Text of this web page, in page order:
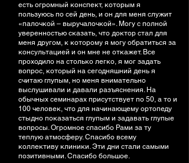
есть огромный конспект, которым я
пользуюсь по сей день, и он для меня служит
«палочкой – выручалочкой». Могу с полной
уверенностью сказать, что доктор стал для
меня другом, к которому я могу обратиться за
консультацией и он мне не откажет. Все
проходило на столько легко, я мог задать
вопрос, который на сегодняшний день я
считаю глупым, но меня внимательно
выслушивали и давали разъяснения. На
обычных семинарах присутствует по 50, а то и
100 человек, что для начинающему ортопеду
стыдно показаться глупым и задавать глупые
вопросы. Огромное спасибо Рами за ту
теплую атмосферу. Спасибо всему
коллективу клиники. Эти дни стали самыми
позитивными. Спасибо большое.